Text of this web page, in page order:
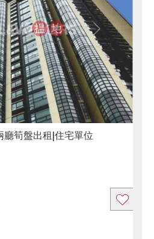
廳筍盤出租|住宅單位